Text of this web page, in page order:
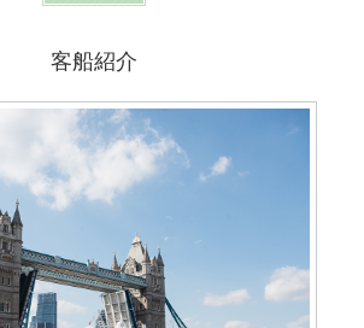
客船紹介